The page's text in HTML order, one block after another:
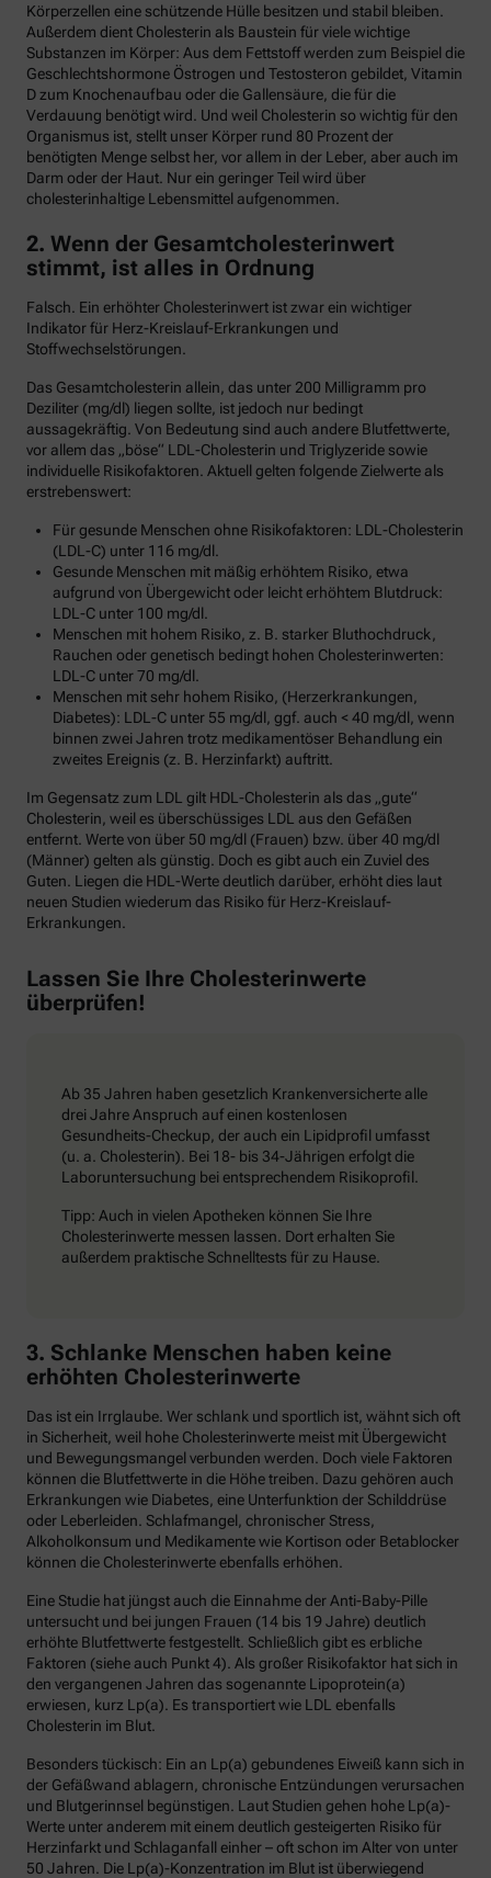
Körperzellen eine schützende Hülle besitzen und stabil bleiben.
Außerdem dient Cholesterin als Baustein für viele wichtige
Substanzen im Körper: Aus dem Fettstoff werden zum Beispiel die
Geschlechtshormone Östrogen und Testosteron gebildet, Vitamin
D zum Knochenaufbau oder die Gallensäure, die für die
Verdauung benötigt wird. Und weil Cholesterin so wichtig für den
Organismus ist, stellt unser Körper rund 80 Prozent der
benötigten Menge selbst her, vor allem in der Leber, aber auch im
Darm oder der Haut. Nur ein geringer Teil wird über
cholesterinhaltige Lebensmittel aufgenommen.
2. Wenn der Gesamtcholesterinwert
stimmt, ist alles in Ordnung
Falsch. Ein erhöhter Cholesterinwert ist zwar ein wichtiger
Indikator für Herz-Kreislauf-Erkrankungen und
Stoffwechselstörungen.
Das Gesamtcholesterin allein, das unter 200 Milligramm pro
Deziliter (mg/dl) liegen sollte, ist jedoch nur bedingt
aussagekräftig. Von Bedeutung sind auch andere Blutfettwerte,
vor allem das „böse“ LDL-Cholesterin und Triglyzeride sowie
individuelle Risikofaktoren. Aktuell gelten folgende Zielwerte als
erstrebenswert:
Für gesunde Menschen ohne Risikofaktoren: LDL-Cholesterin
(LDL-C) unter 116 mg/dl.
Gesunde Menschen mit mäßig erhöhtem Risiko, etwa
aufgrund von Übergewicht oder leicht erhöhtem Blutdruck:
LDL-C unter 100 mg/dl.
Menschen mit hohem Risiko, z. B. starker Bluthochdruck,
Rauchen oder genetisch bedingt hohen Cholesterinwerten:
LDL-C unter 70 mg/dl.
Menschen mit sehr hohem Risiko, (Herzerkrankungen,
Diabetes): LDL-C unter 55 mg/dl, ggf. auch < 40 mg/dl, wenn
binnen zwei Jahren trotz medikamentöser Behandlung ein
zweites Ereignis (z. B. Herzinfarkt) auftritt.
Im Gegensatz zum LDL gilt HDL-Cholesterin als das „gute“
Cholesterin, weil es überschüssiges LDL aus den Gefäßen
entfernt. Werte von über 50 mg/dl (Frauen) bzw. über 40 mg/dl
(Männer) gelten als günstig. Doch es gibt auch ein Zuviel des
Guten. Liegen die HDL-Werte deutlich darüber, erhöht dies laut
neuen Studien wiederum das Risiko für Herz-Kreislauf-
Erkrankungen.
Lassen Sie Ihre Cholesterinwerte
überprüfen!
Ab 35 Jahren haben gesetzlich Krankenversicherte alle
drei Jahre Anspruch auf einen kostenlosen
Gesundheits-Checkup, der auch ein Lipidprofil umfasst
(u. a. Cholesterin). Bei 18- bis 34-Jährigen erfolgt die
Laboruntersuchung bei entsprechendem Risikoprofil.
Tipp: Auch in vielen Apotheken können Sie Ihre
Cholesterinwerte messen lassen. Dort erhalten Sie
außerdem praktische Schnelltests für zu Hause.
3. Schlanke Menschen haben keine
erhöhten Cholesterinwerte
Das ist ein Irrglaube. Wer schlank und sportlich ist, wähnt sich oft
in Sicherheit, weil hohe Cholesterinwerte meist mit Übergewicht
und Bewegungsmangel verbunden werden. Doch viele Faktoren
können die Blutfettwerte in die Höhe treiben. Dazu gehören auch
Erkrankungen wie Diabetes, eine Unterfunktion der Schilddrüse
oder Leberleiden. Schlafmangel, chronischer Stress,
Alkoholkonsum und Medikamente wie Kortison oder Betablocker
können die Cholesterinwerte ebenfalls erhöhen.
Eine Studie hat jüngst auch die Einnahme der Anti-Baby-Pille
untersucht und bei jungen Frauen (14 bis 19 Jahre) deutlich
erhöhte Blutfettwerte festgestellt. Schließlich gibt es erbliche
Faktoren (siehe auch Punkt 4). Als großer Risikofaktor hat sich in
den vergangenen Jahren das sogenannte Lipoprotein(a)
erwiesen, kurz Lp(a). Es transportiert wie LDL ebenfalls
Cholesterin im Blut.
Besonders tückisch: Ein an Lp(a) gebundenes Eiweiß kann sich in
der Gefäßwand ablagern, chronische Entzündungen verursachen
und Blutgerinnsel begünstigen. Laut Studien gehen hohe Lp(a)-
Werte unter anderem mit einem deutlich gesteigerten Risiko für
Herzinfarkt und Schlaganfall einher – oft schon im Alter von unter
50 Jahren. Die Lp(a)-Konzentration im Blut ist überwiegend